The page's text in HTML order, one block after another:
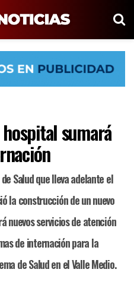
hospital sumará
Salud que lleva adelante el
la construcción de un nuevo
nuevos servicios de atención
de internación para la
de Salud en el Valle Medio.